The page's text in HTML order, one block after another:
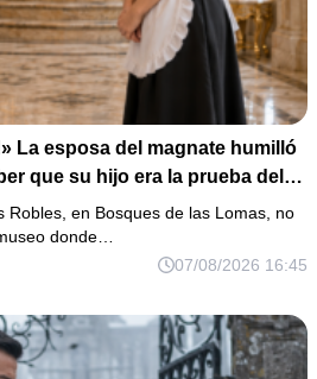
La esposa del magnate humilló
que su hijo era la prueba del
enterrado*
Robles, en Bosques de las Lomas, no
donde…
07/08/2026 16:45